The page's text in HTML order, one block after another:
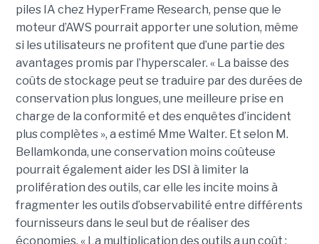
piles IA chez HyperFrame Research, pense que le
moteur d’AWS pourrait apporter une solution, même
si les utilisateurs ne profitent que d’une partie des
avantages promis par l’hyperscaler. « La baisse des
coûts de stockage peut se traduire par des durées de
conservation plus longues, une meilleure prise en
charge de la conformité et des enquêtes d’incident
plus complètes », a estimé Mme Walter. Et selon M.
Bellamkonda, une conservation moins coûteuse
pourrait également aider les DSI à limiter la
prolifération des outils, car elle les incite moins à
fragmenter les outils d’observabilité entre différents
fournisseurs dans le seul but de réaliser des
économies. « La multiplication des outils a un coût :